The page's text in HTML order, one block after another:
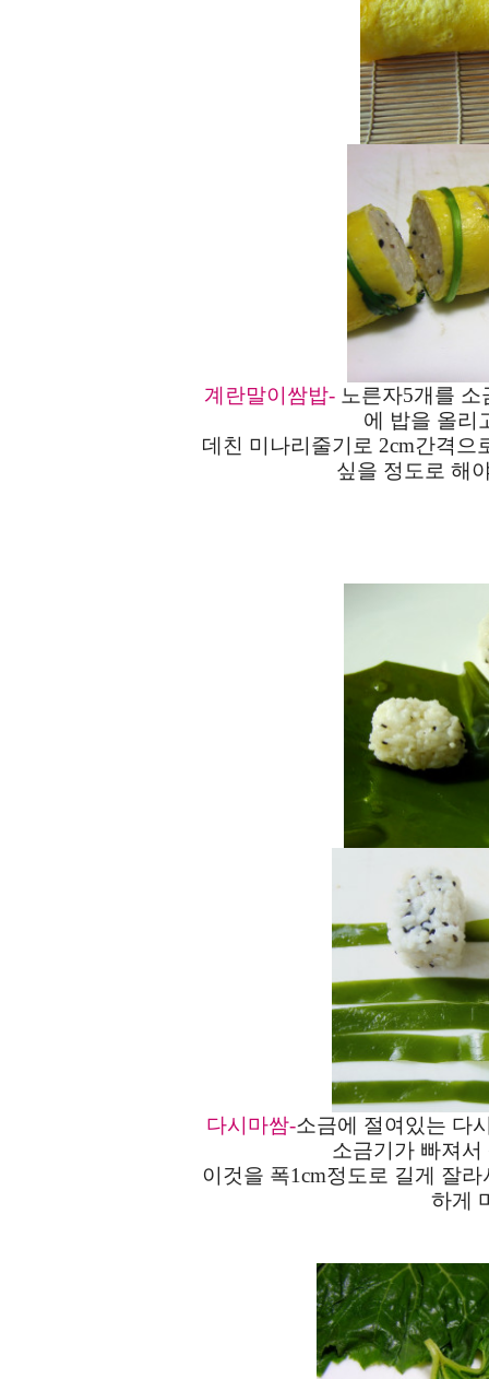
계란말이쌈밥- 노른자5개를
에 밥을 올리
데친 미나리줄기로 2cm간격
싶을 정도로 해
다시마쌈-소금에 절여있는 다
소금기가 빠져
이것을 폭1cm정도로 길게 잘
하게